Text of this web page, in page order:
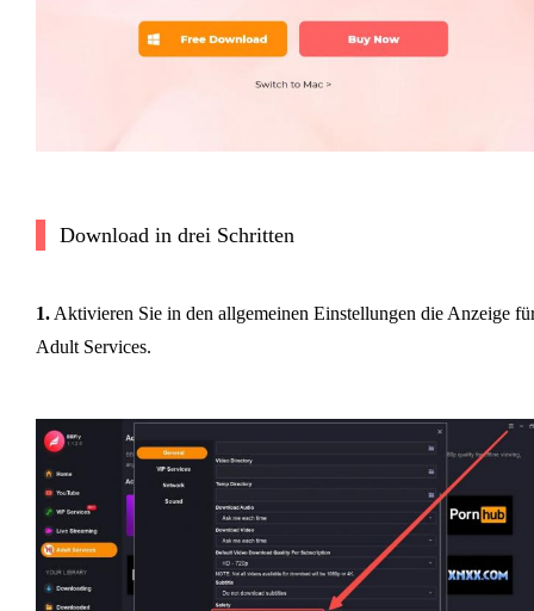
Download in drei Schritten
1.Aktivieren Sie in den allgemeinen Einstellungen die Anzeige
Adult Services.